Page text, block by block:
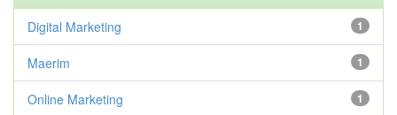
1
Digital Marketing
1
Maerim
1
Online Marketing